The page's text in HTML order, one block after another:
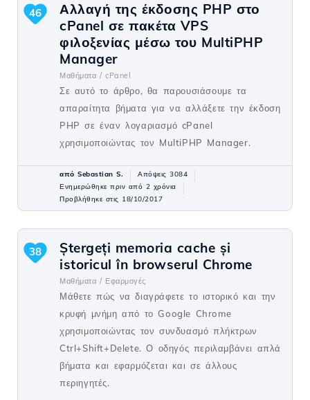
Αλλαγή της έκδοσης PHP στο
cPanel σε πακέτα VPS
φιλοξενίας μέσω του MultiPHP
Manager
Μαθήματα / cPanel
Σε αυτό το άρθρο, θα παρουσιάσουμε τα
απαραίτητα βήματα για να αλλάξετε την έκδοση
PHP σε έναν λογαριασμό cPanel
χρησιμοποιώντας τον MultiPHP Manager.
46
από Sebastian S.
Απόψεις 3084
Ενημερώθηκε πριν από 2 χρόνια
Προβλήθηκε στις 18/10/2017
Ștergeți memoria cache și
istoricul în browserul Chrome
Μαθήματα / Εφαρμογές
Μάθετε πώς να διαγράφετε το ιστορικό και την
κρυφή μνήμη από το Google Chrome
χρησιμοποιώντας τον συνδυασμό πλήκτρων
Ctrl+Shift+Delete. Ο οδηγός περιλαμβάνει απλά
βήματα και εφαρμόζεται και σε άλλους
περιηγητές.
38